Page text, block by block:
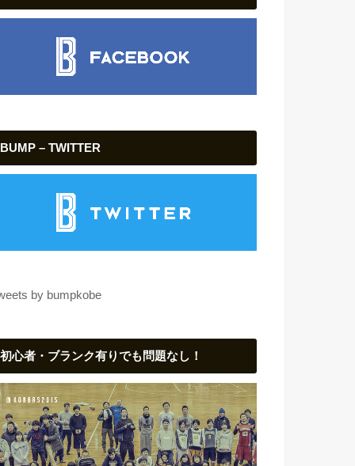
BUMP – TWITTER
by bumpkobe
初心者・ブランク有りでも問題なし！